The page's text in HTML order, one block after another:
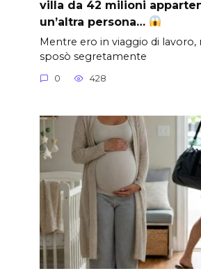
villa da 42 milioni
un’altra persona…
Mentre ero in viaggio di
sposò segretamente
0 428